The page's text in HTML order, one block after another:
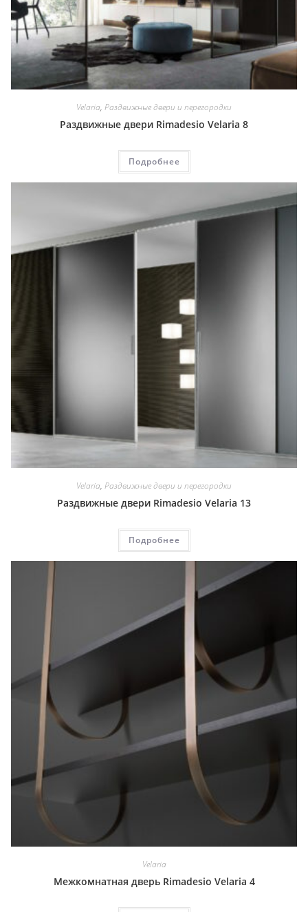
Velaria, Раздвижные двери и перегородки
Раздвижные двери Rimadesio Velaria 8
Подробнее
Velaria, Раздвижные двери и перегородки
Раздвижные двери Rimadesio Velaria 13
Подробнее
Velaria
Межкомнатная дверь Rimadesio Velaria 4